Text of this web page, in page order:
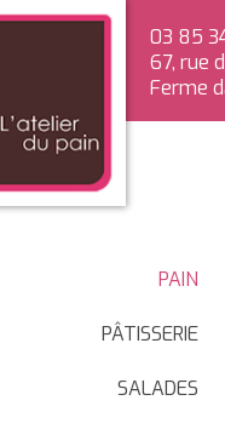
03 85
67, rue
Ferme
PAIN
PÂTISSERIE
SALADES